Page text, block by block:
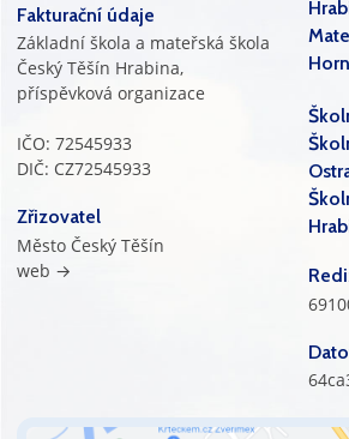
Fakturační údaje
Základní škola a mateřská škola
Český Těšín Hrabina,
příspěvková organizace
IČO: 72545933
DIČ: CZ72545933
Zřizovatel
Město Český Těšín
web →